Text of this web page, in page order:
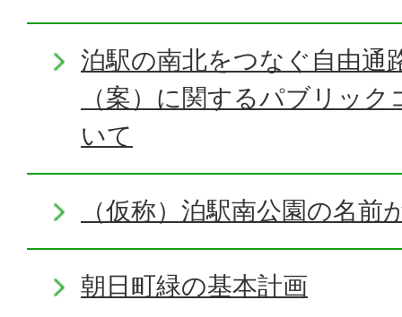
泊駅の南北をつなぐ自由通
（案）に関するパブリッ
いて
（仮称）泊駅南公園の名前
朝日町緑の基本計画